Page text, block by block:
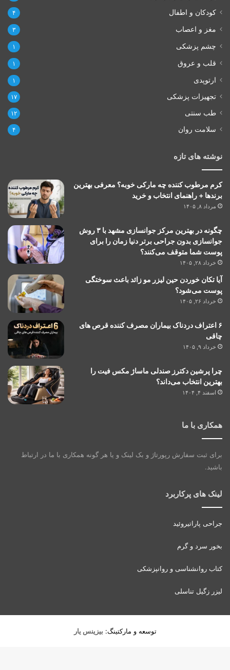
کودکان و اطفال ۴
مغز و اعصاب ۳
چشم پزشکی ۱
قلب و عروق ۱
ارتوپدی ۱
تجهیزات پزشکی ۱۷
طب سنتی ۱۲
سلامت روان ۴
نوشته های تازه
کرم مرطوب کننده چه مارکی خوبه؟ معرفی بهترین
برندها + راهنمای انتخاب و خرید
مرداد ۸, ۱۴۰۵
چگونه در بهترین مرکز جوانسازی مشهد با ۳ روش
جوانسازی بدون جراحی برتر دنیا زمان را برای
پوست شما متوقف می‌کنند؟
خرداد ۲۸, ۱۴۰۵
آیا تکان خوردن حین لیزر مو زائد باعث سوختگی
پوست می‌شود؟
خرداد ۲۶, ۱۴۰۵
۶ اعتراف دردناک بیماران مصرف کننده قرص های
چاقی
خرداد ۹, ۱۴۰۵
چرا پرشین دکترز صندلی ماساژ مکس فیت را
بهترین انتخاب می‌داند؟
اسفند ۴, ۱۴۰۴
همکاری با ما
برای ثبت سفارش رپورتاژ و بک لینک و یا هر گونه همکاری با ما در ارتباط
باشید.
لینک های پرکاربرد
جراحی پاراتیروئید
بخور سرد و گرم
کتاب روانشناسی و روانپزشکی
لیزر زگیل تناسلی
توسعه و مارکتینگ: بیزینس یار